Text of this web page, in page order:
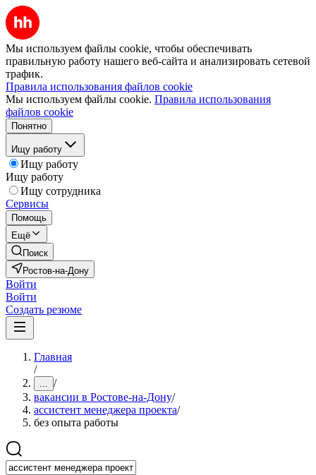
Мы используем файлы cookie, чтобы обеспечивать
правильную работу нашего веб-сайта и анализировать сетевой
трафик.
Правила использования файлов cookie
Мы используем файлы cookie. Правила использования
файлов cookie
Понятно
Ищу работу
Ищу работу
Ищу работу
Ищу сотрудника
Сервисы
Помощь
Ещё
Поиск
Ростов-на-Дону
Войти
Войти
Создать резюме
Главная
/
... /
вакансии в Ростове-на-Дону/
ассистент менеджера проекта/
без опыта работы